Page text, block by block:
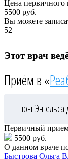
Цена первичного
5500 руб.
Вы можете
52
Этот врач
Приём в «
пр-т Энгельса
Первичный прием
5500 руб.
О данном враче
Быстрова Ольга